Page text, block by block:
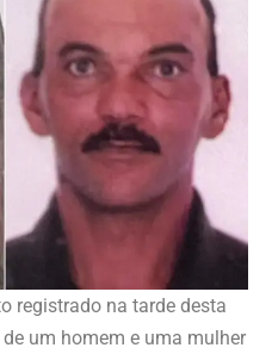
registrado na tarde desta
um homem e uma mulher